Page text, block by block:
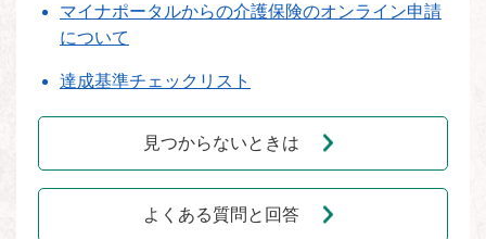
マイナポータルからの介護保険のオンライン申請
について
達成基準チェックリスト
見つからないときは
よくある質問と回答